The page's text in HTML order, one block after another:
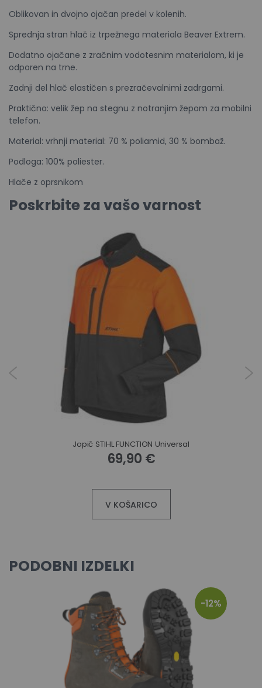
Oblikovan in dvojno ojačan predel v kolenih.
Sprednja stran hlač iz trpežnega materiala Beaver Extrem.
Dodatno ojačane z zračnim vodotesnim materialom, ki je
odporen na trne.
Zadnji del hlač elastičen s prezračevalnimi zadrgami.
Praktično: velik žep na stegnu z notranjim žepom za mobilni
telefon.
Material: vrhnji material: 70 % poliamid, 30 % bombaž.
Podloga: 100% poliester.
Hlače z oprsnikom
Poskrbite za vašo varnost
Jopič STIHL FUNCTION Universal
69,90 €
V KOŠARICO
PODOBNI IZDELKI
-12%